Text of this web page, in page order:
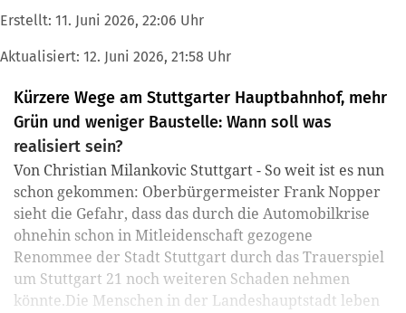
Erstellt: 11. Juni 2026, 22:06 Uhr
Aktualisiert: 12. Juni 2026, 21:58 Uhr
Kürzere Wege am Stuttgarter Hauptbahnhof, mehr
Grün und weniger Baustelle: Wann soll was
realisiert sein?
Von Christian Milankovic Stuttgart - So weit ist es nun
schon gekommen: Oberbürgermeister Frank Nopper
sieht die Gefahr, dass das durch die Automobilkrise
ohnehin schon in Mitleidenschaft gezogene
Renommee der Stadt Stuttgart durch das Trauerspiel
um Stuttgart 21 noch weiteren Schaden nehmen
könnte.Die Menschen in der Landeshauptstadt leben